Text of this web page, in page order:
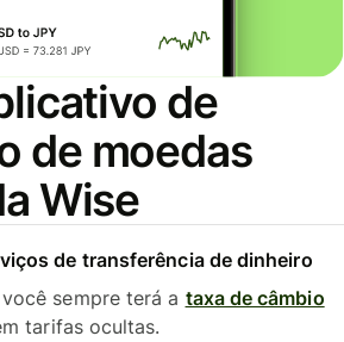
de
de moedas
Wise
de transferência de dinheiro
sempre terá a taxa de câmbio
tarifas ocultas.